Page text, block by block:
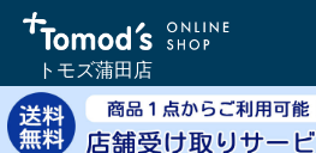
トモズ蒲田店